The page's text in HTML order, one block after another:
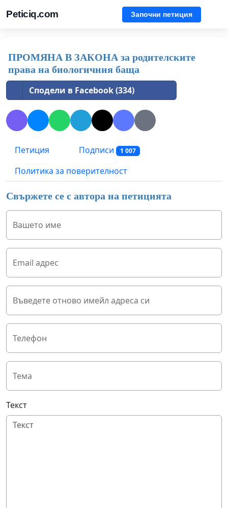
Peticiq.com Започни петиция
ПРОМЯНА В ЗАКОНА за родителските
права на биологичния баща
Сподели в Facebook (334)
Петиция Подписи 1 007
Политика за поверителност
Свържете се с автора на петицията
Вашето име
Email адрес
Въведете отново имейл адреса си
Телефон
Тема
Текст